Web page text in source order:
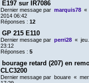
E197 sur IR7086
Dernier message par marquis78 «
2014 06:42
Réponses : 12
GP 215 E110
Dernier message par perri28 «
23:12
Réponses : 5
bourage retard (207) en
CLC3200
Dernier message par bouare «